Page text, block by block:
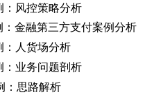
：风控策略分析
金融第三方支付案例分析
：人货场分析
：业务问题剖析
：思路解析